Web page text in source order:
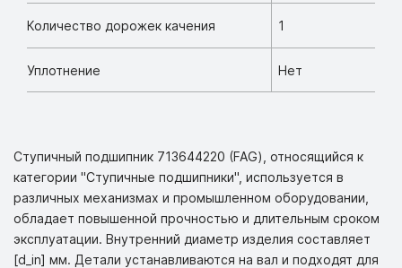
Количество дорожек качения 1
Уплотнение Нет
Ступичный подшипник 713644220 (FAG), относящийся к
категории "Ступичные подшипники", используется в
различных механизмах и промышленном оборудовании,
обладает повышенной прочностью и длительным сроком
эксплуатации. Внутренний диаметр изделия составляет
[d_in] мм. Детали устанавливаются на вал и подходят для